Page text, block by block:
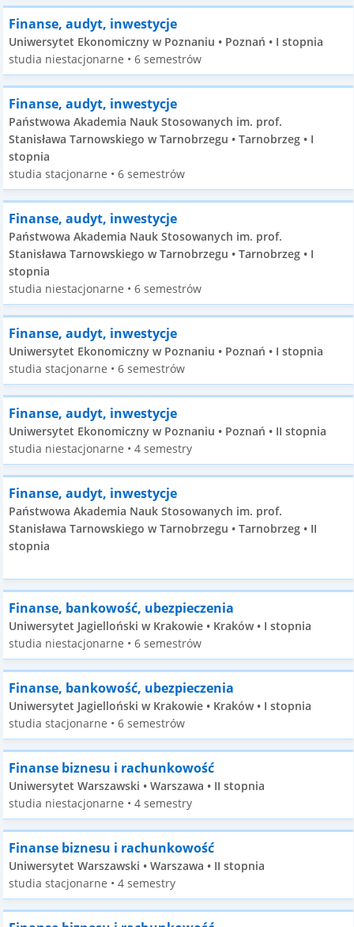
Finanse, audyt, inwestycje
Uniwersytet Ekonomiczny w Poznaniu • Poznań • I stopnia
studia niestacjonarne • 6 semestrów
Finanse, audyt, inwestycje
Państwowa Akademia Nauk Stosowanych im. prof.
Stanisława Tarnowskiego w Tarnobrzegu • Tarnobrzeg • I
stopnia
studia stacjonarne • 6 semestrów
Finanse, audyt, inwestycje
Państwowa Akademia Nauk Stosowanych im. prof.
Stanisława Tarnowskiego w Tarnobrzegu • Tarnobrzeg • I
stopnia
studia niestacjonarne • 6 semestrów
Finanse, audyt, inwestycje
Uniwersytet Ekonomiczny w Poznaniu • Poznań • I stopnia
studia stacjonarne • 6 semestrów
Finanse, audyt, inwestycje
Uniwersytet Ekonomiczny w Poznaniu • Poznań • II stopnia
studia niestacjonarne • 4 semestry
Finanse, audyt, inwestycje
Państwowa Akademia Nauk Stosowanych im. prof.
Stanisława Tarnowskiego w Tarnobrzegu • Tarnobrzeg • II
stopnia
Finanse, bankowość, ubezpieczenia
Uniwersytet Jagielloński w Krakowie • Kraków • I stopnia
studia niestacjonarne • 6 semestrów
Finanse, bankowość, ubezpieczenia
Uniwersytet Jagielloński w Krakowie • Kraków • I stopnia
studia stacjonarne • 6 semestrów
Finanse biznesu i rachunkowość
Uniwersytet Warszawski • Warszawa • II stopnia
studia niestacjonarne • 4 semestry
Finanse biznesu i rachunkowość
Uniwersytet Warszawski • Warszawa • II stopnia
studia stacjonarne • 4 semestry